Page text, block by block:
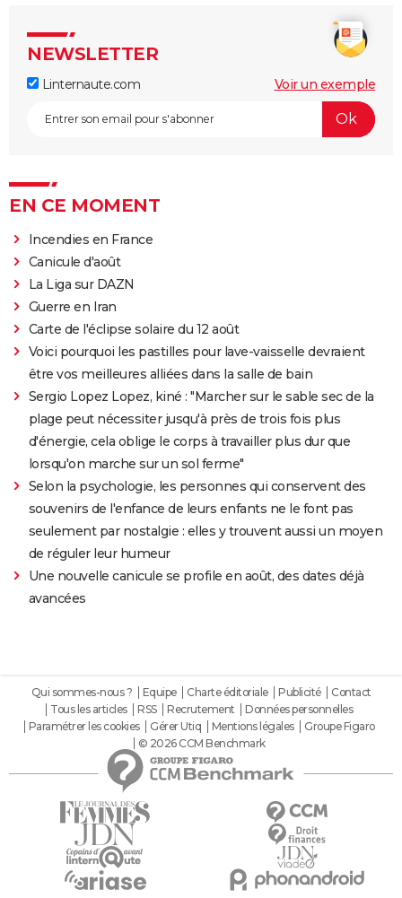
NEWSLETTER
Linternaute.com Voir un exemple
EN CE MOMENT
Incendies en France
Canicule d'août
La Liga sur DAZN
Guerre en Iran
Carte de l'éclipse solaire du 12 août
Voici pourquoi les pastilles pour lave-vaisselle devraient
être vos meilleures alliées dans la salle de bain
Sergio Lopez Lopez, kiné : "Marcher sur le sable sec de la
plage peut nécessiter jusqu'à près de trois fois plus
d'énergie, cela oblige le corps à travailler plus dur que
lorsqu'on marche sur un sol ferme"
Selon la psychologie, les personnes qui conservent des
souvenirs de l'enfance de leurs enfants ne le font pas
seulement par nostalgie : elles y trouvent aussi un moyen
de réguler leur humeur
Une nouvelle canicule se profile en août, des dates déjà
avancées
Qui sommes-nous ? Equipe Charte éditoriale Publicité
Contact
Tous les articles
RSS Recrutement
Données personnelles
Paramétrer les cookies
Gérer Utiq Mentions légales
Groupe Figaro
© 2026 CCM Benchmark